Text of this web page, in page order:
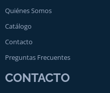
Quiénes Somos
Catálogo
Contacto
Preguntas Frecuentes
CONTACTO